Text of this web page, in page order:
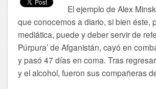
El ejemplo de Alex
que conocemos a diario, si bien éste,
mediática, puede y deber servir de
Púrpura’ de Afganistán, cayó en
y pasó 47 días en coma. Tras
y el alcohol, fueron sus compañeras